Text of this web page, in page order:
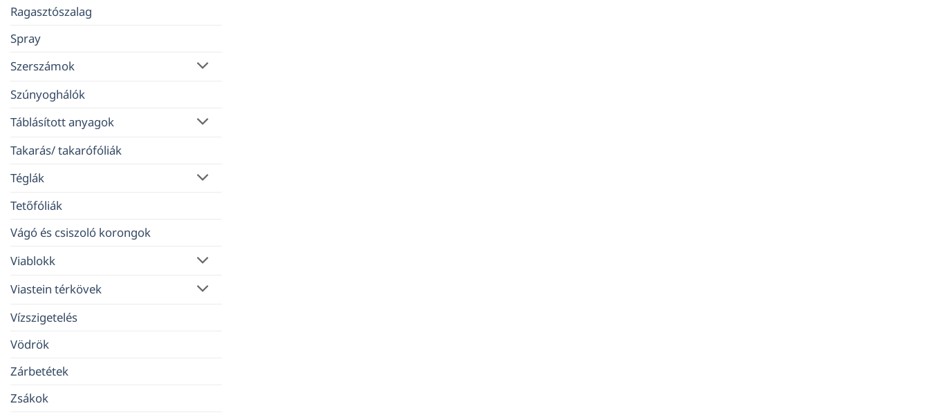
Ragasztószalag
Spray
Szerszámok
Szúnyoghálók
Táblásított anyagok
Takarás/ takarófóliák
Téglák
Tetőfóliák
Vágó és csiszoló korongok
Viablokk
Viastein térkövek
Vízszigetelés
Vödrök
Zárbetétek
Zsákok